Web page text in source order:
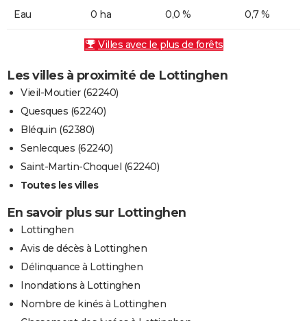
Eau 0 ha 0,0 % 0,7 %
Villes avec le plus de forêts
Les villes à proximité de Lottinghen
Vieil-Moutier (62240)
Quesques (62240)
Bléquin (62380)
Senlecques (62240)
Saint-Martin-Choquel (62240)
Toutes les villes
En savoir plus sur Lottinghen
Lottinghen
Avis de décès à Lottinghen
Délinquance à Lottinghen
Inondations à Lottinghen
Nombre de kinés à Lottinghen